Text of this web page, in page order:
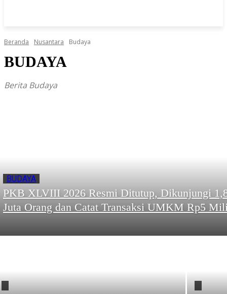
Beranda Nusantara Budaya
BUDAYA
Berita Budaya
BUDAYA
PKB XLVIII 2026 Resmi Ditutup, Dikunjungi
Juta Orang dan Catat Transaksi UMKM Rp5